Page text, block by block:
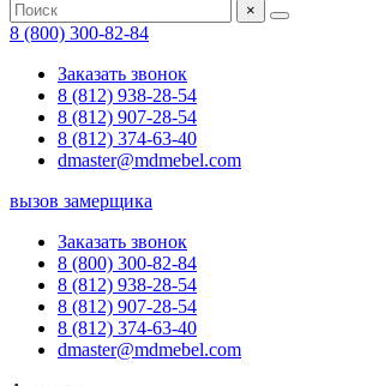
×
8 (800) 300-82-84
Заказать звонок
8 (812) 938-28-54
8 (812) 907-28-54
8 (812) 374-63-40
dmaster@mdmebel.com
вызов замерщика
Заказать звонок
8 (800) 300-82-84
8 (812) 938-28-54
8 (812) 907-28-54
8 (812) 374-63-40
dmaster@mdmebel.com